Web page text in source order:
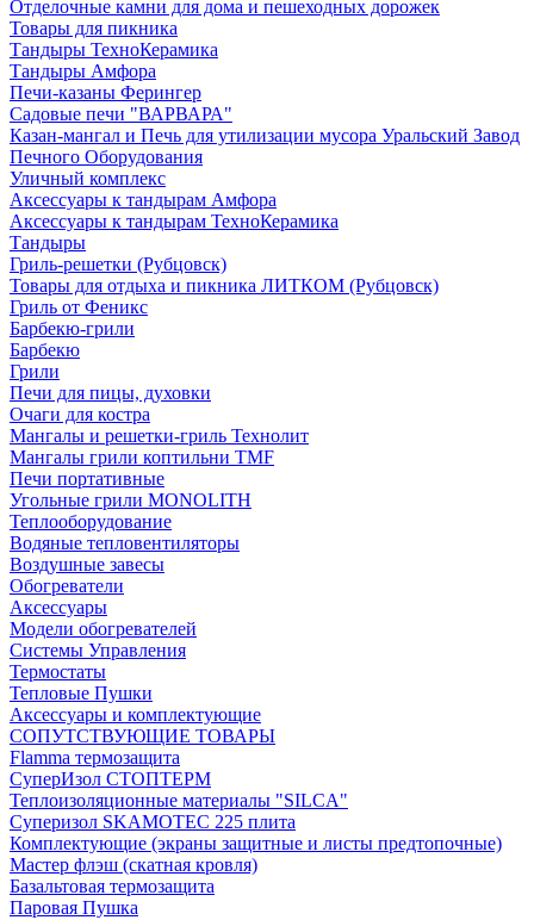
Отделочные камни для дома и пешеходных дорожек
Товары для пикника
Тандыры ТехноКерамика
Тандыры Амфора
Печи-казаны Ферингер
Садовые печи "ВАРВАРА"
Казан-мангал и Печь для утилизации мусора Уральский Завод
Печного Оборудования
Уличный комплекс
Аксессуары к тандырам Амфора
Аксессуары к тандырам ТехноКерамика
Тандыры
Гриль-решетки (Рубцовск)
Товары для отдыха и пикника ЛИТКОМ (Рубцовск)
Гриль от Феникс
Барбекю-грили
Барбекю
Грили
Печи для пицы, духовки
Очаги для костра
Мангалы и решетки-гриль Технолит
Мангалы грили коптильни TMF
Печи портативные
Угольные грили MONOLITH
Теплооборудование
Водяные тепловентиляторы
Воздушные завесы
Обогреватели
Аксессуары
Модели обогревателей
Системы Управления
Термостаты
Тепловые Пушки
Аксессуары и комплектующие
СОПУТСТВУЮЩИЕ ТОВАРЫ
Flamma термозащита
СуперИзол СТОПТЕРМ
Теплоизоляционные материалы "SILCA"
Суперизол SKAMOTEC 225 плита
Комплектующие (экраны защитные и листы предтопочные)
Мастер флэш (скатная кровля)
Базальтовая термозащита
Паровая Пушка